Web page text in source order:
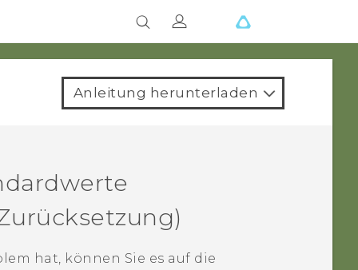
Anleitung herunterladen
hat, können Sie es auf die